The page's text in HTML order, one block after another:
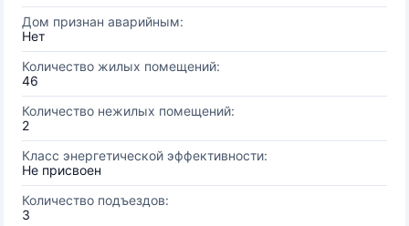
Дом признан аварийным:
Нет
Количество жилых помещений:
46
Количество нежилых помещений:
2
Класс энергетической эффективности:
Не присвоен
Количество подъездов:
3